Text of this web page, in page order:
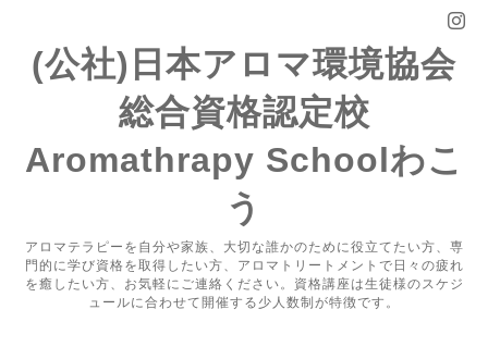
(公社)日本アロマ環境協会
総合資格認定校
Aromathrapy Schoolわこ
う
アロマテラピーを自分や家族、大切な誰かのために役立てたい方、専
門的に学び資格を取得したい方、アロマトリートメントで日々の疲れ
を癒したい方、お気軽にご連絡ください。資格講座は生徒様のスケジ
ュールに合わせて開催する少人数制が特徴です。